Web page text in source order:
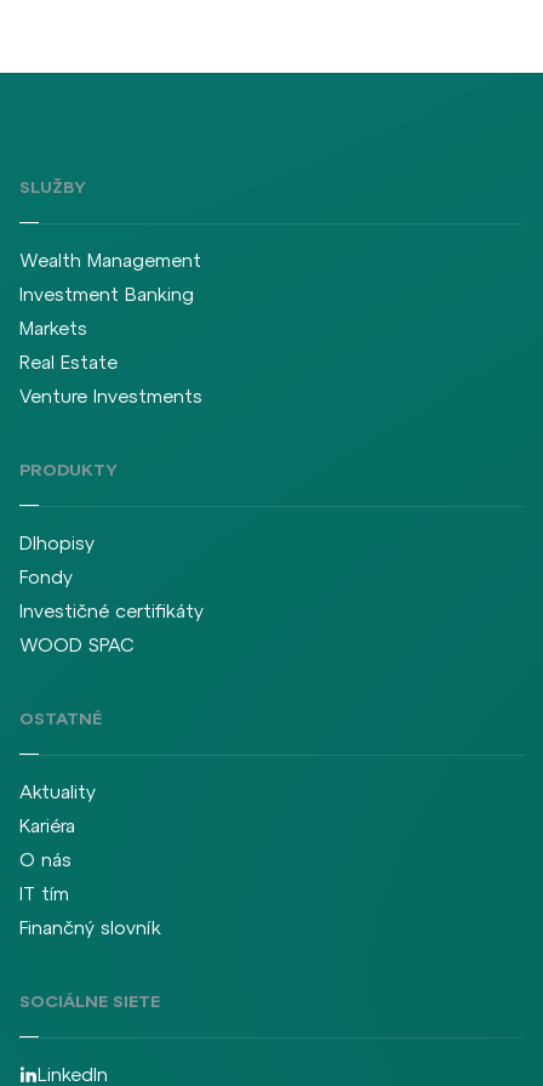
SLUŽBY
Wealth Management
Investment Banking
Markets
Real Estate
Venture Investments
PRODUKTY
Dlhopisy
Fondy
Investičné certifikáty
WOOD SPAC
OSTATNÉ
Aktuality
Kariéra
O nás
IT tím
Finančný slovník
SOCIÁLNE SIETE
LinkedIn